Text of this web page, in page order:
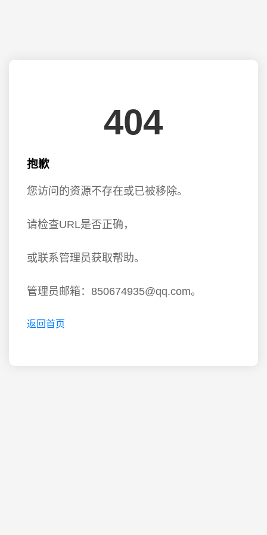
404
抱歉
您访问的资源不存在或已被移除。
请检查URL是否正确，
或联系管理员获取帮助。
管理员邮箱：850674935@qq.com。
返回首页